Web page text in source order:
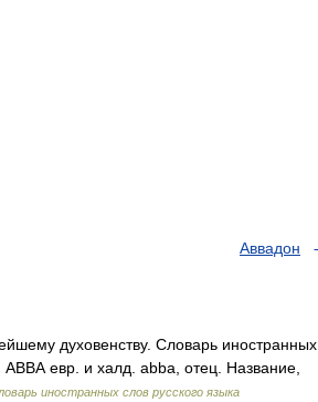
Аввадон
духовенству. Словарь иностранных
евр. и халд. abba, отец. Название,
иностранных слов русского языка